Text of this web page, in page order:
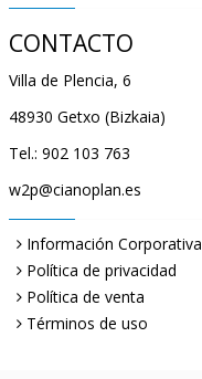
CONTACTO
Villa de Plencia, 6
48930 Getxo (Bizkaia)
Tel.: 902 103 763
w2p@cianoplan.es
Información Corporativa
Política de privacidad
Política de venta
Términos de uso